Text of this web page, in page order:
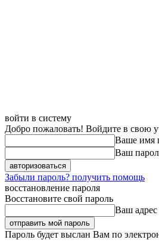
войти в систему
Добро пожаловать! Войдите в свою
Ваше имя
Ваш
Забыли пароль? получить помощь
восстановление пароля
Восстановите свой пароль
Ваш
Пароль будет выслан Вам по